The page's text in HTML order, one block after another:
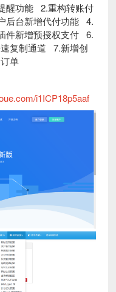
醒功能 2.重构转账付
后台新增代付功能 4.
件新增预授权支付 6.
复制通道 7.新增创
单
i1ICP18p5aaf